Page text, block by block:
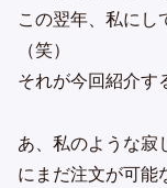
この翌年、私にし
（笑）
それが今回紹介す
あ、私のような寂
にまだ注文が可能